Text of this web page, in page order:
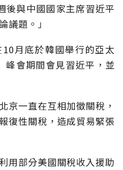
後與中國國家主席習近平
議題。」
月底於韓國舉行的亞太
峰會期間會見習近平，並
京一直在互相加徵關稅，
復性關稅，造成貿易緊張
用部分美國關稅收入援助